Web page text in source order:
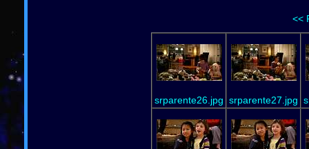
<<
srparente26.jpg srparente27.jpg